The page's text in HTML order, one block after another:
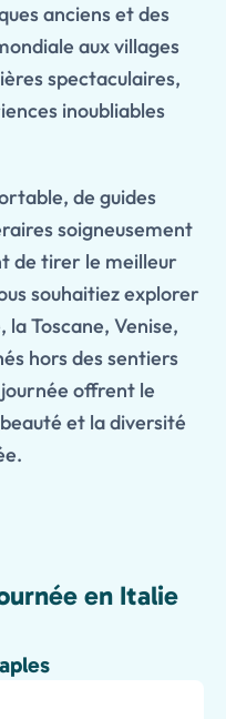
anciens et des
aux villages
spectaculaires,
inoubliables
de guides
soigneusement
de tirer le meilleur
souhaitiez explorer
Toscane, Venise,
hors des sentiers
offrent le
et la diversité
en Italie